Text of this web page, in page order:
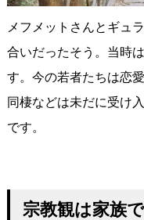
メフメットさんとギュ
合いだったそう。当時
す。今の若者たちは恋
同棲などは未だに受け
です。
宗教観は家族